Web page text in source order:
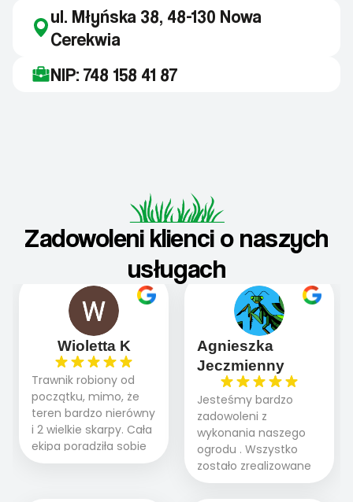
ul. Młyńska 38, 48-130 Nowa
Cerekwia
NIP: 748 158 41 87
Zadowoleni klienci o naszych
usługach
Wioletta K
Trawnik robiony od
początku, mimo, że
teren bardzo nierówny
i 2 wielkie skarpy. Cała
ekipa poradziła sobie
WSPANIALE od
Agnieszka
Jeczmienny
Jesteśmy bardzo
zadowoleni z
wykonania naszego
ogrodu . Wszystko
zostało zrealizowane
fachowo, rzetelnie i